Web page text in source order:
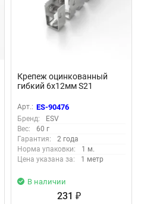
Крепеж оцинкованный
гибкий 6x12мм S21
Арт.: ES-90476
Бренд:
ESV
Вес:
60 г
Гарантия:
2 года
Норма упаковки:
1 м.
Цена указана за:
1 метр
В наличии
231 ₽